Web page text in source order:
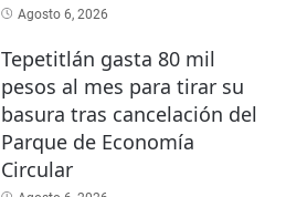
Agosto 6, 2026
Tepetitlán gasta 80 mil
pesos al mes para tirar su
basura tras cancelación del
Parque de Economía
Circular